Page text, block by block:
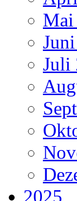
Mai
Juli
2025